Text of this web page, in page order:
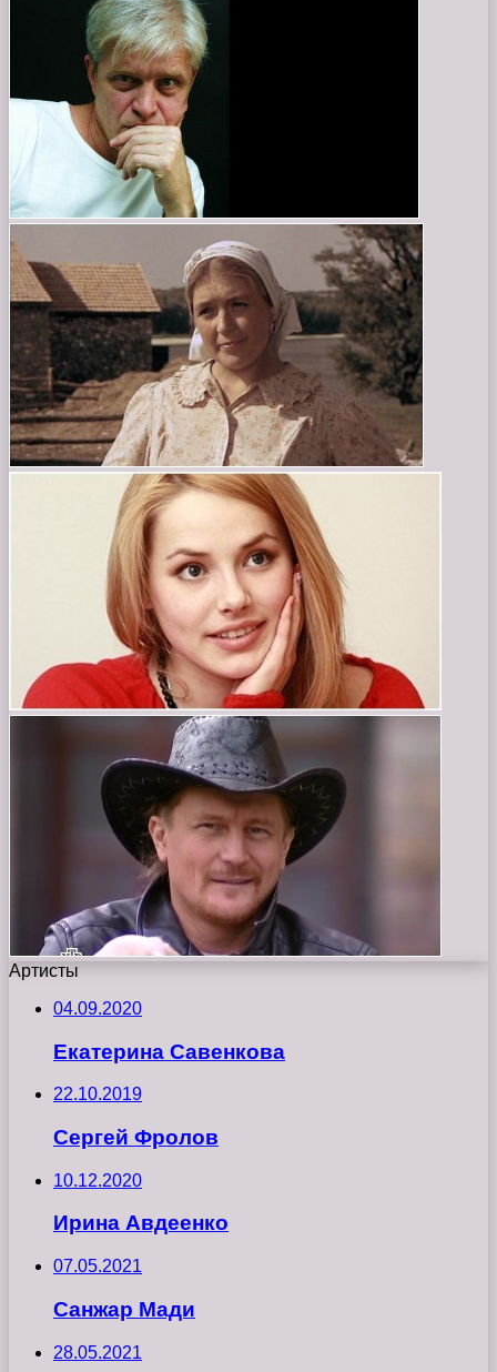
Артисты
04.09.2020
Екатерина Савенкова
22.10.2019
Сергей Фролов
10.12.2020
Ирина Авдеенко
07.05.2021
Санжар Мади
28.05.2021